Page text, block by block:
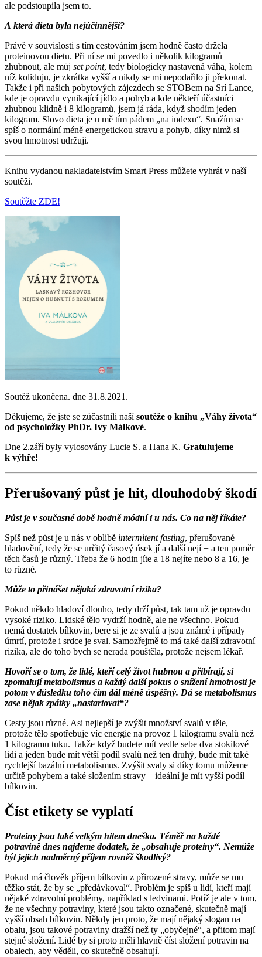
ale podstoupila jsem to.
A která dieta byla nejúčinnější?
Právě v souvislosti s tím cestováním jsem hodně často držela
proteinovou dietu. Při ní se mi povedlo i několik kilogramů
zhubnout, ale můj set point, tedy biologicky nastavená váha, kolem
níž koliduju, je zkrátka vyšší a nikdy se mi nepodařilo ji překonat.
Takže i při našich pobytových zájezdech se STOBem na Srí Lance,
kde je opravdu vynikající jídlo a pohyb a kde někteří účastníci
zhubnou klidně i 8 kilogramů, jsem já ráda, když shodím jeden
kilogram. Slovo dieta je u mě tím pádem „na indexu“. Snažím se
spíš o normální méně energetickou stravu a pohyb, díky nimž si
svou hmotnost udržuji.
Knihu vydanou nakladatelstvím Smart Press můžete vyhrát v naší
soutěži.
Soutěžte ZDE!
Soutěž ukončena. dne 31.8.2021.
Děkujeme, že jste se zúčastnili naší soutěže o knihu „Váhy života“
od psycholožky PhDr. Ivy Málkové.
Dne 2.září byly vylosovány Lucie S. a Hana K. Gratulujeme
k výhře!
Přerušovaný půst je hit, dlouhodobý škodí
Půst je v současné době hodně módní i u nás. Co na něj říkáte?
Spíš než půst je u nás v oblibě intermitent fasting, přerušované
hladovění, tedy že se určitý časový úsek jí a další nejí −⁠ a ten poměr
těch časů je různý. Třeba že 6 hodin jíte a 18 nejíte nebo 8 a 16, je
to různé.
Může to přinášet nějaká zdravotní rizika?
Pokud někdo hladoví dlouho, tedy drží půst, tak tam už je opravdu
vysoké riziko. Lidské tělo vydrží hodně, ale ne všechno. Pokud
nemá dostatek bílkovin, bere si je ze svalů a jsou známé i případy
úmrtí, protože i srdce je sval. Samozřejmě to má také další zdravotní
rizika, ale do toho bych se nerada pouštěla, protože nejsem lékař.
Hovoří se o tom, že lidé, kteří celý život hubnou a přibírají, si
zpomalují metabolismus a každý další pokus o snížení hmotnosti je
potom v důsledku toho čím dál méně úspěšný. Dá se metabolismus
zase nějak zpátky „nastartovat“?
Cesty jsou různé. Asi nejlepší je zvýšit množství svalů v těle,
protože tělo spotřebuje víc energie na provoz 1 kilogramu svalů než
1 kilogramu tuku. Takže když budete mít vedle sebe dva stokilové
lidi a jeden bude mít větší podíl svalů než ten druhý, bude mít také
rychlejší bazální metabolismus. Zvýšit svaly si díky tomu můžeme
určitě pohybem a také složením stravy –⁠ ideální je mít vyšší podíl
bílkovin.
Číst etikety se vyplatí
Proteiny jsou také velkým hitem dneška. Téměř na každé
potravině dnes najdeme dodatek, že „obsahuje proteiny“. Nemůže
být jejich nadměrný příjem rovněž škodlivý?
Pokud má člověk příjem bílkovin z přirozené stravy, může se mu
těžko stát, že by se „předávkoval“. Problém je spíš u lidí, kteří mají
nějaké zdravotní problémy, například s ledvinami. Potíž je ale v tom,
že ne všechny potraviny, které jsou takto označené, skutečně mají
vyšší obsah bílkovin. Někdy jen proto, že mají nějaký slogan na
obalu, jsou takové potraviny dražší než ty „obyčejné“, a přitom mají
stejné složení. Lidé by si proto měli hlavně číst složení potravin na
obalech, aby věděli, co skutečně obsahují.